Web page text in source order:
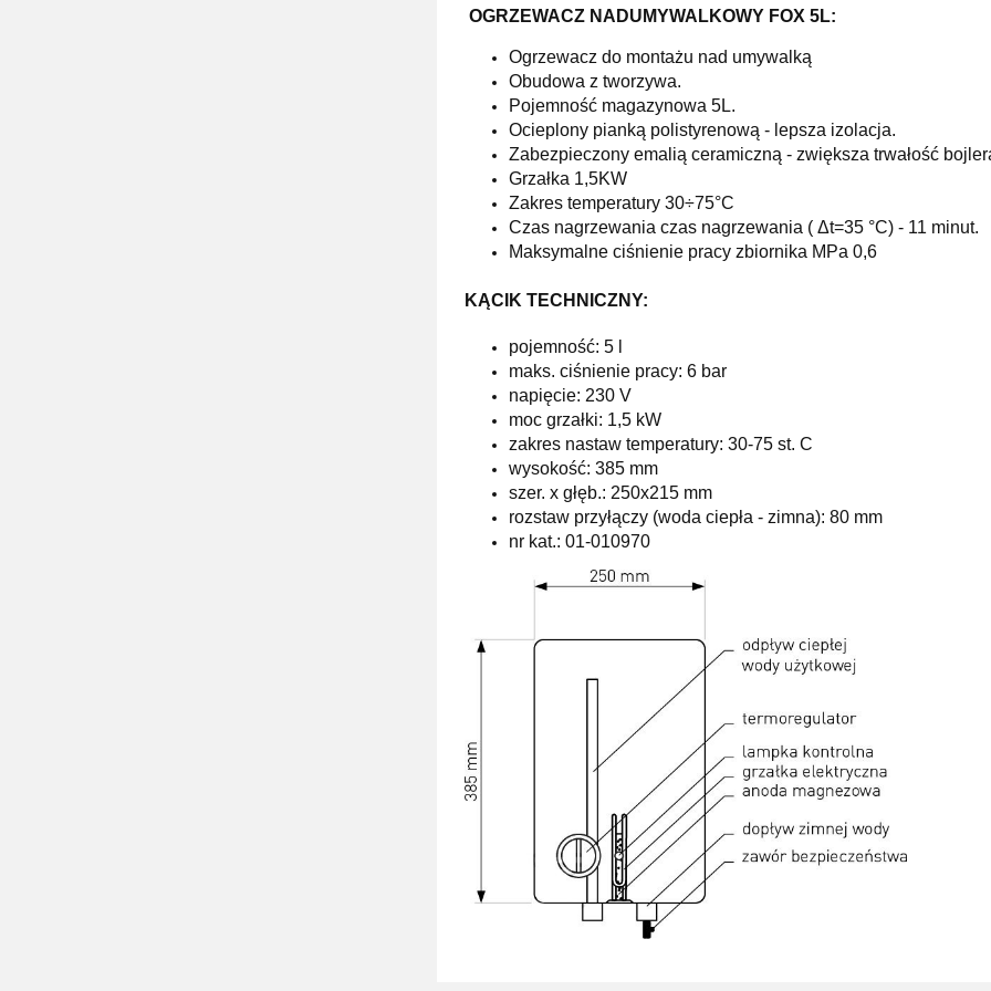
OGRZEWACZ NADUMYWALKOWY FOX 5L:
Ogrzewacz do montażu nad umywalką
Obudowa z tworzywa.
Pojemność magazynowa 5L.
Ocieplony pianką polistyrenową - lepsza izolacja.
Zabezpieczony emalią ceramiczną - zwiększa trwałość
Grzałka 1,5KW
Zakres temperatury 30÷75°C
Czas nagrzewania czas nagrzewania ( Δt=35 °C) - 11 minut.
Maksymalne ciśnienie pracy zbiornika MPa 0,6
KĄCIK TECHNICZNY:
pojemność: 5 l
maks. ciśnienie pracy: 6 bar
napięcie: 230 V
moc grzałki: 1,5 kW
zakres nastaw temperatury: 30-75 st. C
wysokość: 385 mm
szer. x głęb.: 250x215 mm
rozstaw przyłączy (woda ciepła - zimna): 80 mm
nr kat.: 01-010970